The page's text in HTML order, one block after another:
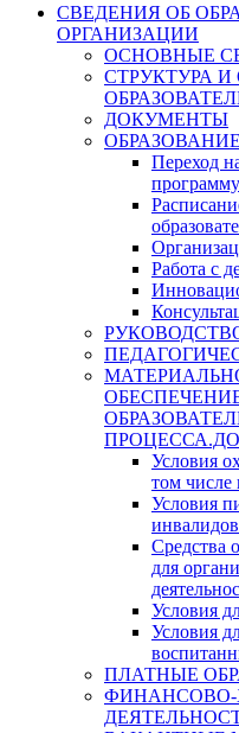
СВЕДЕНИЯ ОБ
ОРГАНИЗАЦИИ
ОСНОВНЫЕ
СТРУКТУРА
ДОКУМЕНТЫ
ОБРАЗОВАНИЕ
Переход
Работа с
Условия
том числе
Условия
Средства
для
Условия
Условия
ПЛАТНЫЕ
ФИНАНСОВО-